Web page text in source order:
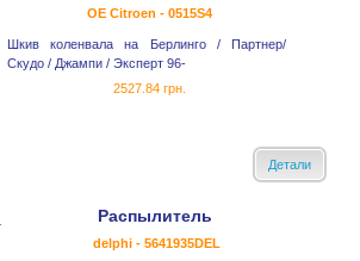
OE Citroen - 0515S4
Шкив коленвала на Берлинго / Партнер/
Скудо / Джампи / Эксперт 96-
2527.84 грн.
Детали
Распылитель
delphi - 5641935DEL